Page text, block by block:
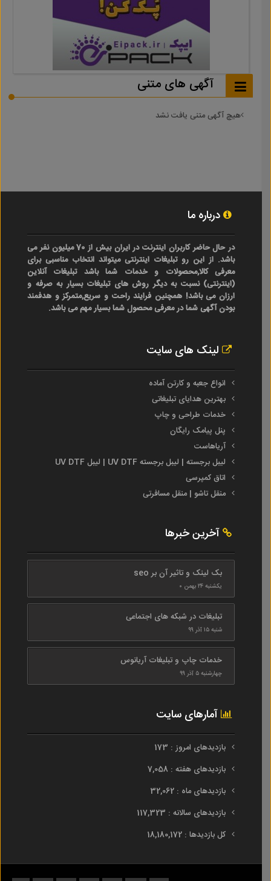
آگهی های متنی
هیچ آگهی متنی یافت نشد
درباره ما
در حال حاضر کاربران اینترنت در ایران بیش از 70 میلیون نفر می
باشد. از این رو تبلیغات اینترنتی میتواند انتخاب مناسبی برای
معرفی کالا,محصولات و خدمات شما باشد تبلیغات آنلاین
(اینترنتی) نسبت به دیگر روش های تبلیغات بسیار به صرفه و
ارزان می باشد! همچنین فرایند راحت و سریع,متمرکز و هدفمند
بودن آگهی شما در معرفی محصول شما بسیار مهم می باشد.
لینک های سایت
انواع جعبه و کارتن آماده
بهترین هدایای تبلیغاتی
خدمات طراحی و چاپ
پنل پیامک رایگان
آریاهاست
لیبل برجسته | لیبل برجسته UV DTF | لیبل UV DTF
اتاق کمپرسی
منقل تاشو | منقل مسافرتی
آخرین خبرها
بک لینک و تاثیر آن بر seo
یکشنبه ۲۴ بهمن ۰
تبلیغات در شبکه های اجتماعی
شنبه ۱۵ آذر ۹۹
خدمات چاپ و تبلیغات آریانوس
چهارشنبه ۵ آذر ۹۹
آمارهای سایت
بازدیدهای امروز : 173
بازدیدهای هفته : 7,058
بازدیدهای ماه : 32,062
بازدیدهای سالانه : 117,323
کل بازدیدها : 18,180,172